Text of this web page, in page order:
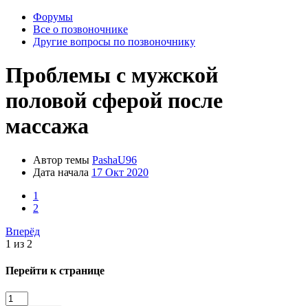
Форумы
Все о позвоночнике
Другие вопросы по позвоночнику
Проблемы с мужской
половой сферой после
массажа
Автор темы PashaU96
Дата начала 17 Окт 2020
1
2
Вперёд
1 из 2
Перейти к странице